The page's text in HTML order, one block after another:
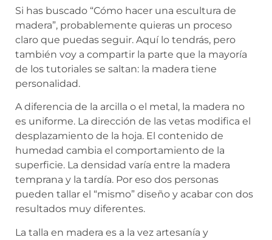
Si has buscado “Cómo hacer una escultura de
madera”, probablemente quieras un proceso
claro que puedas seguir. Aquí lo tendrás, pero
también voy a compartir la parte que la mayoría
de los tutoriales se saltan: la madera tiene
personalidad.
A diferencia de la arcilla o el metal, la madera no
es uniforme. La dirección de las vetas modifica el
desplazamiento de la hoja. El contenido de
humedad cambia el comportamiento de la
superficie. La densidad varía entre la madera
temprana y la tardía. Por eso dos personas
pueden tallar el “mismo” diseño y acabar con dos
resultados muy diferentes.
La talla en madera es a la vez artesanía y